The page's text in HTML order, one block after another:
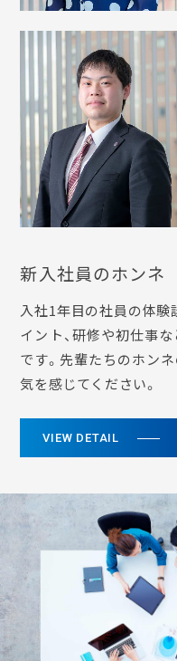
新入社員のホンネ
入社1年目の社員の体験
イント、研修や初仕事
です。先輩たちのホン
気を感じてください。
VIEW DETAIL